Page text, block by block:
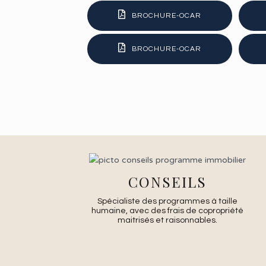
BROCHURE-OCAR
BROCHURE-OCAR
CONSEILS
Spécialiste des programmes à taille
humaine, avec des frais de copropriété
maitrisés et raisonnables.